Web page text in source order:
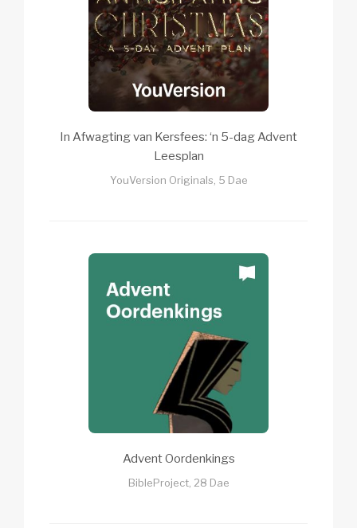
In Afwagting van Kersfees: ‘n 5-dag Advent
Leesplan
YouVersion Originals, 5 Dae
Advent Oordenkings
BibleProject, 28 Dae